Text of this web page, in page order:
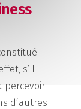
s’il
percevoir
d’autres